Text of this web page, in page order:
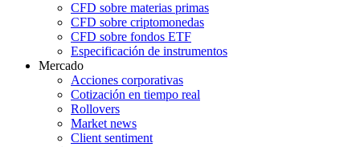
CFD sobre materias primas
CFD sobre criptomonedas
CFD sobre fondos ETF
Especificación de instrumentos
Mercado
Acciones corporativas
Cotización en tiempo real
Rollovers
Market news
Client sentiment